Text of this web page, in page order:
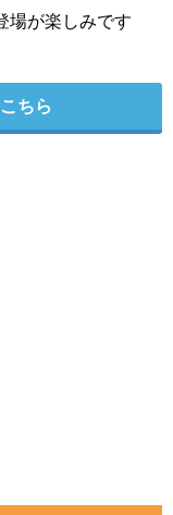
場が楽しみです
ちら